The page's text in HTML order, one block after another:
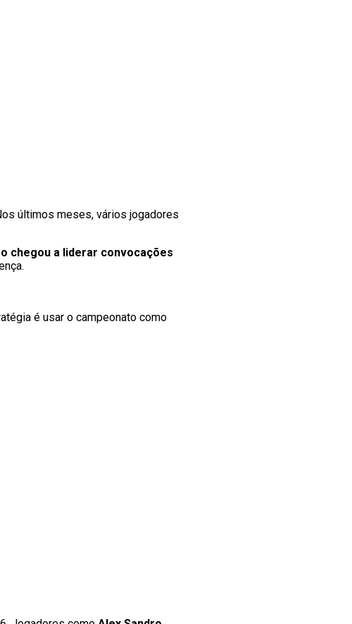
últimos meses, vários jogadores
chegou a liderar convocações
é usar o campeonato como